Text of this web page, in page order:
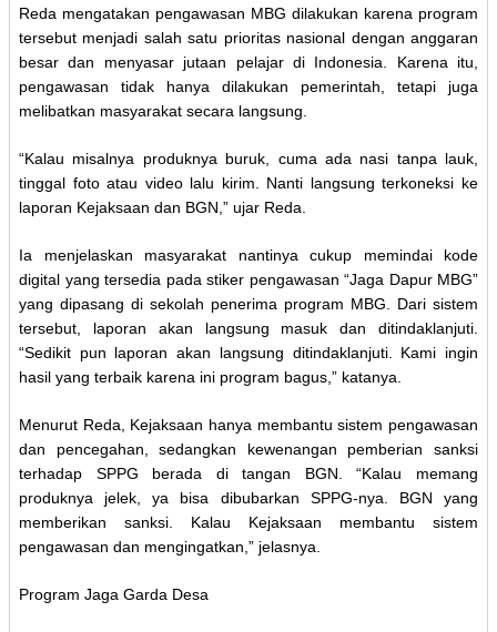
Reda mengatakan pengawasan MBG dilakukan karena program
tersebut menjadi salah satu prioritas nasional dengan anggaran
besar dan menyasar jutaan pelajar di Indonesia. Karena itu,
pengawasan tidak hanya dilakukan pemerintah, tetapi juga
melibatkan masyarakat secara langsung.
“Kalau misalnya produknya buruk, cuma ada nasi tanpa lauk,
tinggal foto atau video lalu kirim. Nanti langsung terkoneksi ke
laporan Kejaksaan dan BGN,” ujar Reda.
Ia menjelaskan masyarakat nantinya cukup memindai kode
digital yang tersedia pada stiker pengawasan “Jaga Dapur MBG”
yang dipasang di sekolah penerima program MBG. Dari sistem
tersebut, laporan akan langsung masuk dan ditindaklanjuti.
“Sedikit pun laporan akan langsung ditindaklanjuti. Kami ingin
hasil yang terbaik karena ini program bagus,” katanya.
Menurut Reda, Kejaksaan hanya membantu sistem pengawasan
dan pencegahan, sedangkan kewenangan pemberian sanksi
terhadap SPPG berada di tangan BGN. “Kalau memang
produknya jelek, ya bisa dibubarkan SPPG-nya. BGN yang
memberikan sanksi. Kalau Kejaksaan membantu sistem
pengawasan dan mengingatkan,” jelasnya.
Program Jaga Garda Desa